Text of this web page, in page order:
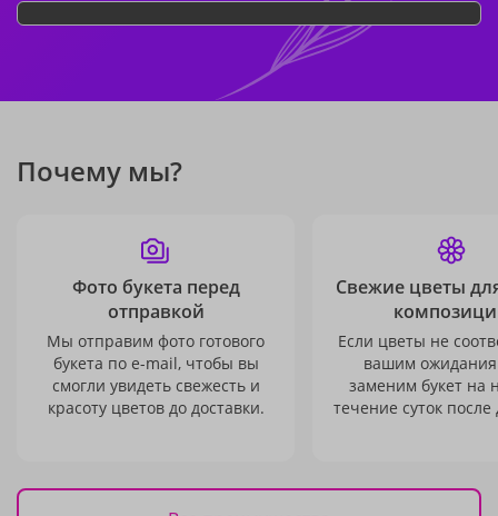
Почему мы?
Фото букета перед
отправкой
Мы отправим фото готового
букета по e-mail, чтобы вы
смогли увидеть свежесть и
красоту цветов до доставки.
Свежие цветы
Если цветы не
вашим
заменим букет на
течение суток после